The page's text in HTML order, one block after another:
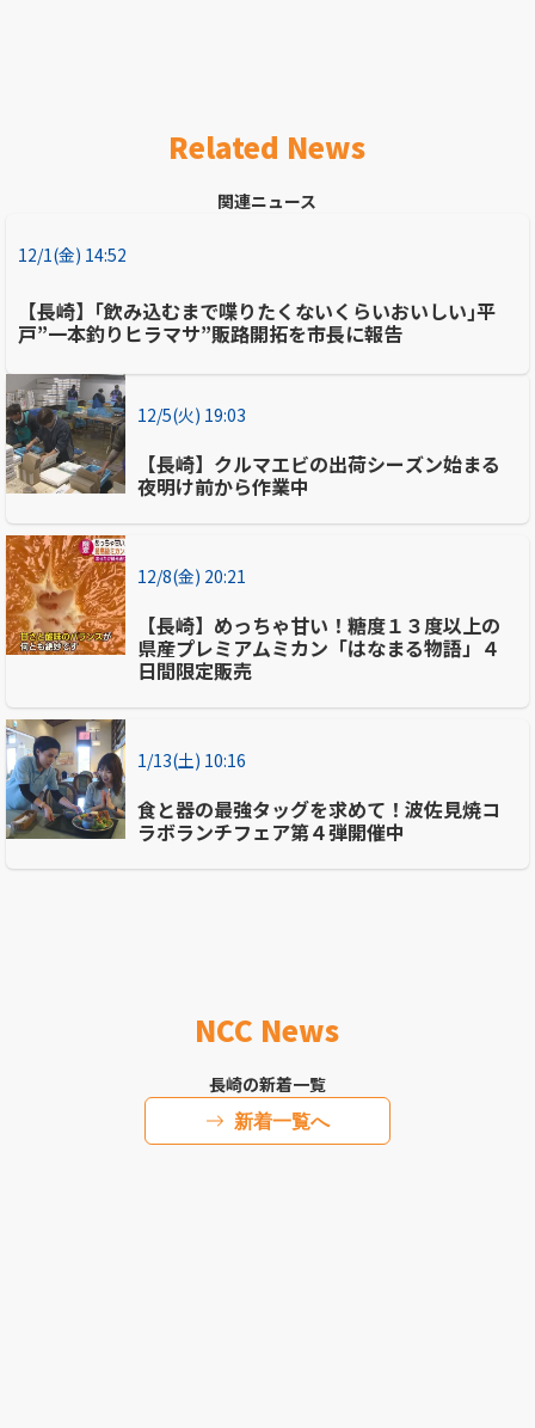
Related News
関連ニュース
12/1(金) 14:52
【長崎】｢飲み込むまで喋りたくないくらいおいしい｣平
戸”一本釣りヒラマサ”販路開拓を市長に報告
12/5(火) 19:03
【長崎】クルマエビの出荷シーズン始まる
夜明け前から作業中
12/8(金) 20:21
【長崎】めっちゃ甘い！糖度１３度以上の
県産プレミアムミカン「はなまる物語」４
日間限定販売
1/13(土) 10:16
食と器の最強タッグを求めて！波佐見焼コ
ラボランチフェア第４弾開催中
NCC News
長崎の新着一覧
新着一覧へ